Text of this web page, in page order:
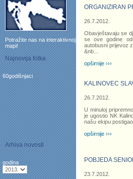
Potražite nas na interaktivnoj
mapi!
Najnovija fotka
60godišnjaci
Arhiva novosti
godina
ORGANIZIRAN
26.7.2012.
Obavještavaju se
se ove godine
autobusni prijevoz
&nb...
opširnije ›››
KALINOVEC
26.7.2012.
U minuloj
je ugostio NK
našu ekipu
opširnije ›››
POBJEDA
23.7.2012.